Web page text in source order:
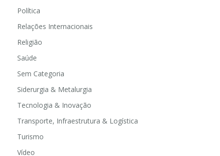
Política
Relações Internacionais
Religião
Saúde
Sem Categoria
Siderurgia & Metalurgia
Tecnologia & Inovação
Transporte, Infraestrutura & Logística
Turismo
Vídeo